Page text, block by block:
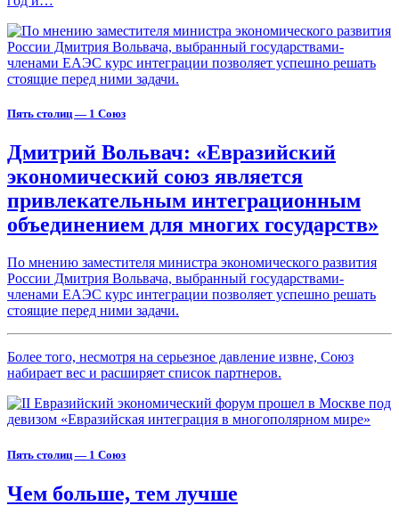
Пять столиц — 1 Союз
Дмитрий Вольвач: «Евразийский
экономический союз является
привлекательным интеграционным
объединением для многих государств»
По мнению заместителя министра экономического развития
России Дмитрия Вольвача, выбранный государствами-
членами ЕАЭС курс интеграции позволяет успешно решать
стоящие перед ними задачи.
Более того, несмотря на серьезное давление извне, Союз
набирает вес и расширяет список партнеров.
Пять столиц — 1 Союз
Чем больше, тем лучше